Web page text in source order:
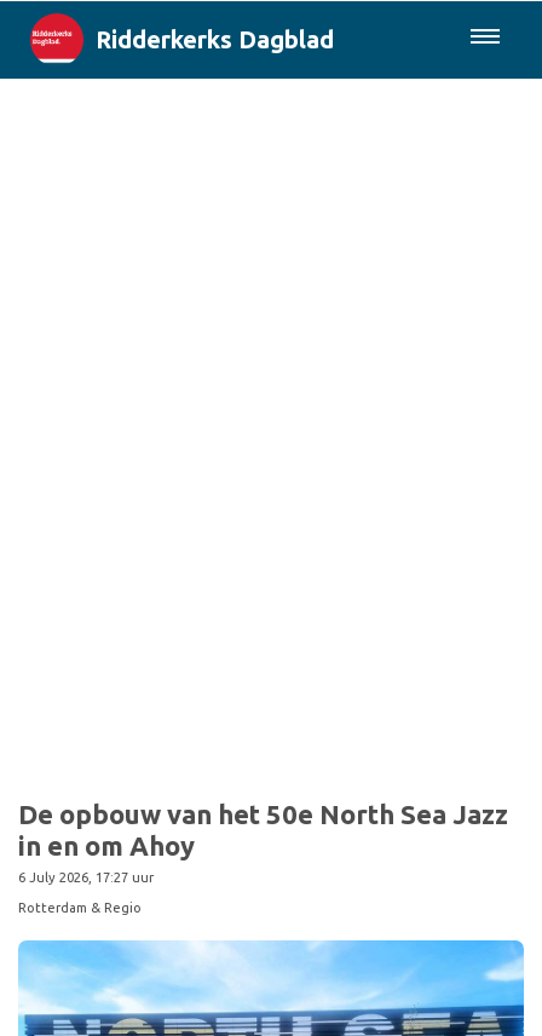
Ridderkerks Dagblad
De opbouw van het 50e North Sea Jazz
in en om Ahoy
6 July 2026, 17:27 uur
Rotterdam & Regio